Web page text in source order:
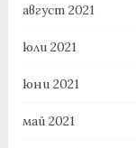
август 2021
юли 2021
юни 2021
май 2021